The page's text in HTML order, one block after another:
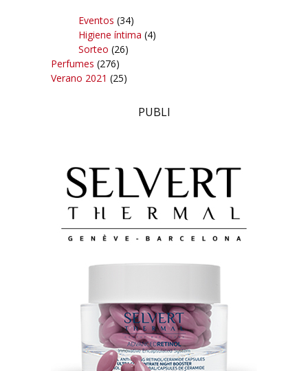
Eventos (34)
Higiene íntima (4)
Sorteo (26)
Perfumes (276)
Verano 2021 (25)
PUBLI